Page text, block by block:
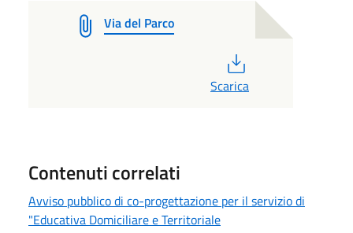
Via del Parco
Scarica
Contenuti correlati
Avviso pubblico di co-progettazione per il servizio di
"Educativa Domiciliare e Territoriale